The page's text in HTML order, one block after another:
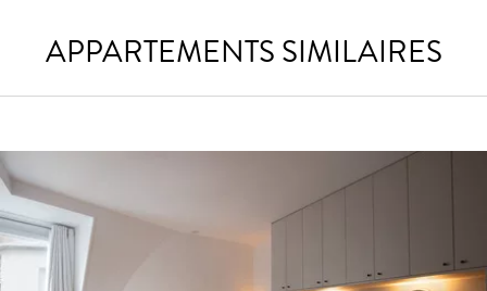
APPARTEMENTS SIMILAIRES